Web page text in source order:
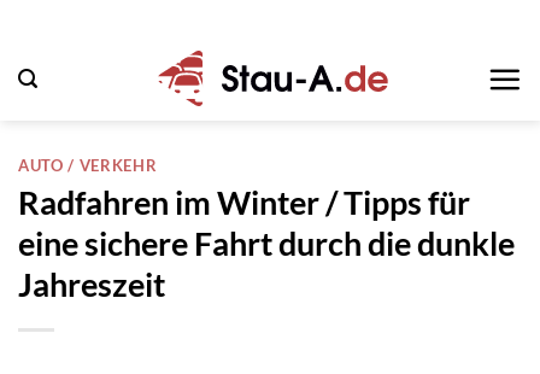
springen
AUTO / VERKEHR
Radfahren im Winter / Tipps für
eine sichere Fahrt durch die dunkle
Jahreszeit